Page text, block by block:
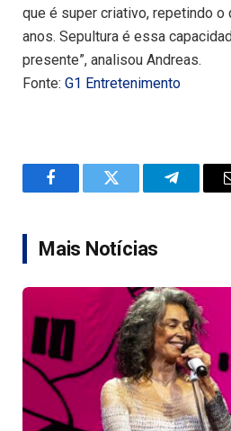
que é super criativo, repetindo o
anos. Sepultura é essa
presente”, analisou Andreas.
Fonte: G1 Entretenimento
FacebookTwitter Telegram
Mais Notícias